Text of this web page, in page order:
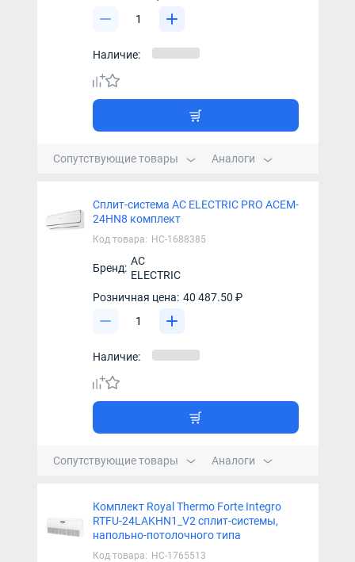
Наличие:
Сопутствующие товары Аналоги
Сплит-система AC ELECTRIC PRO ACEM-
24HN8 комплект
Код товара: НС-1688385
Бренд:
AC
ELECTRIC
Розничная цена: 40 487.50 ₽
Наличие:
Сопутствующие товары Аналоги
Комплект Royal Thermo Forte Integro
RTFU-24LAKHN1_V2 сплит-системы,
напольно-потолочного типа
Код товара: НС-1765513